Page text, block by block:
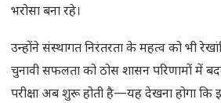
भरोसा बना रहे।
उन्होंने संस्थागत निरंतरता के महत्व को भी
चुनावी सफलता को ठोस शासन परिणामों में
परीक्षा अब शुरू होती है—यह देखना होगा